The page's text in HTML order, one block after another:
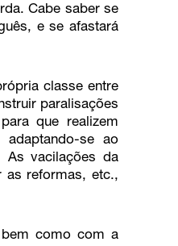
Cabe saber se
e se afastará
classe entre
paralisações
que realizem
se ao
As vacilações da
as reformas, etc.,
como com a